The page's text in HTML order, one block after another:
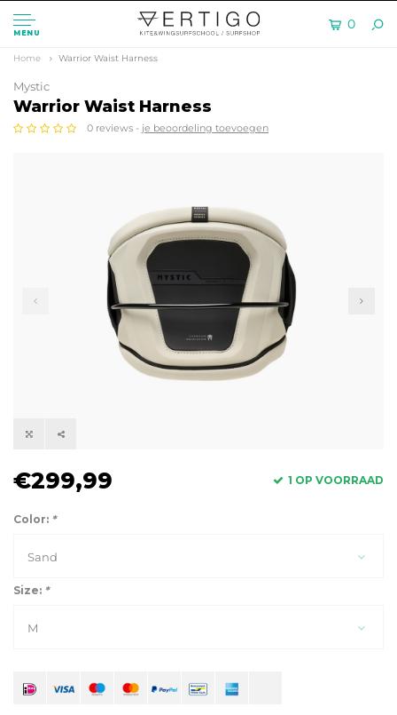
MENU
0
Home Warrior Waist Harness
Mystic
Warrior Waist Harness
0 reviews - je beoordeling toevoegen
€299,99 1 OP VOORRAAD
Color: *
Sand
Size: *
M